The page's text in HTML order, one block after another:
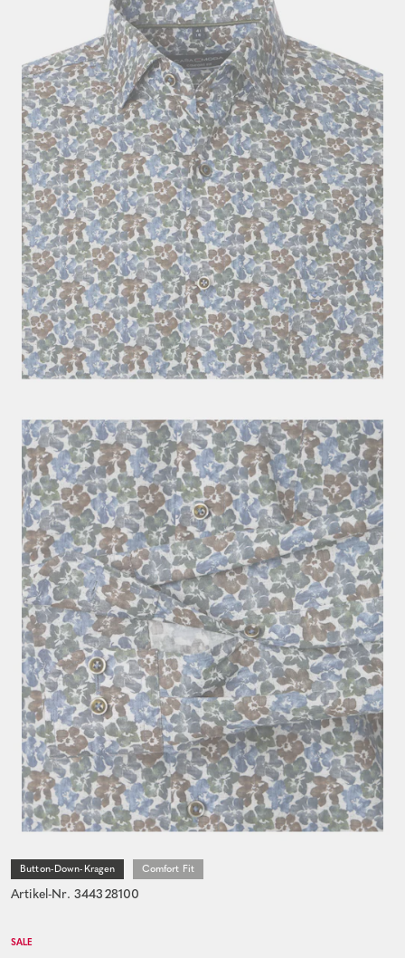
Button-Down-Kragen Comfort Fit
Artikel-Nr. 344328100
SALE